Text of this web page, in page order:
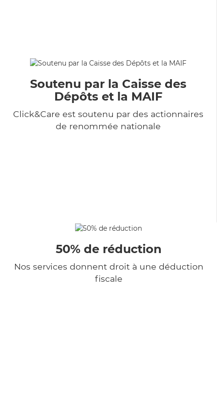
Soutenu par la Caisse des
Dépôts et la MAIF
Click&Care est soutenu par des actionnaires
de renommée nationale
50% de réduction
Nos services donnent droit à une déduction
fiscale